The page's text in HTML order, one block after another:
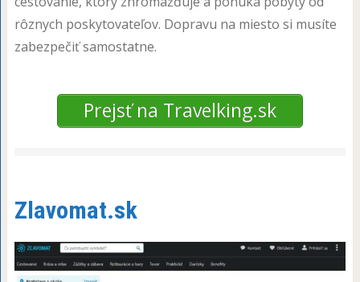
rôznych poskytovateľov. Dopravu na miesto si musíte
zabezpečiť samostatne.
Prejsť na Travelking.sk
Zlavomat.sk